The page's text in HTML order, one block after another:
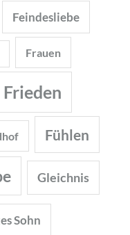
Feindesliebe
Frauen
Frieden
Fühlen
Gleichnis
Sohn